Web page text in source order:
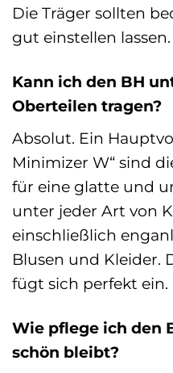
Die Träger sollten
gut einstellen lassen.
Kann ich den BH
Oberteilen tragen?
Absolut. Ein
Minimizer W“ sind
für eine glatte und
unter jeder Art von
einschließlich
Blusen und Kleider.
fügt sich perfekt ein.
Wie pflege ich den
schön bleibt?